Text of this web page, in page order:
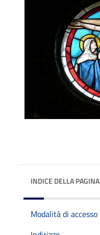
INDICE DELLA PAGINA
Modalità di accesso